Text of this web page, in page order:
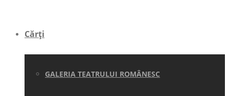
Cărți
GALERIA TEATRULUI ROMÂNESC